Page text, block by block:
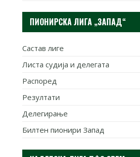
ПИОНИРСКА ЛИГА „ЗАПАД“
Састав лиге
Листа судија и делегата
Распоред
Резултати
Делегирање
Билтен пионири Запад